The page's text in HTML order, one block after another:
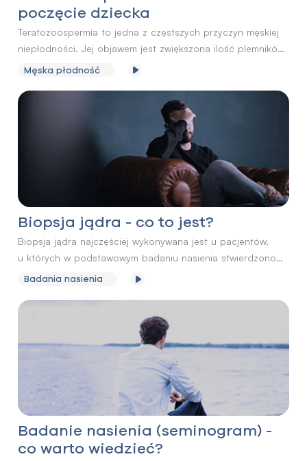
poczęcie dziecka
Teratozoospermia to jedna z częstszych przyczyn męskiej
niepłodności. Jej objawem jest zwiększona ilość plemników
o nieprawidłowej budowie, które ze względu na zaburzoną
samym powodują problemy z uzyskaniem ciąży.
Męska płodność
Biopsja jądra - co to jest?
Biopsja jądra najczęściej wykonywana jest u pacjentów,
u których w podstawowym badaniu nasienia stwierdzono
azoospermię, czyli brak plemników. Zabieg biopsji pozwala
dochodzi do wytwarzania plemników. Biopsja jądra może
być również wykorzystywana w procedurze zapłodnienia
pozaustrojowego - in vitro.
Badania nasienia
Badanie nasienia (seminogram) -
co warto wiedzieć?